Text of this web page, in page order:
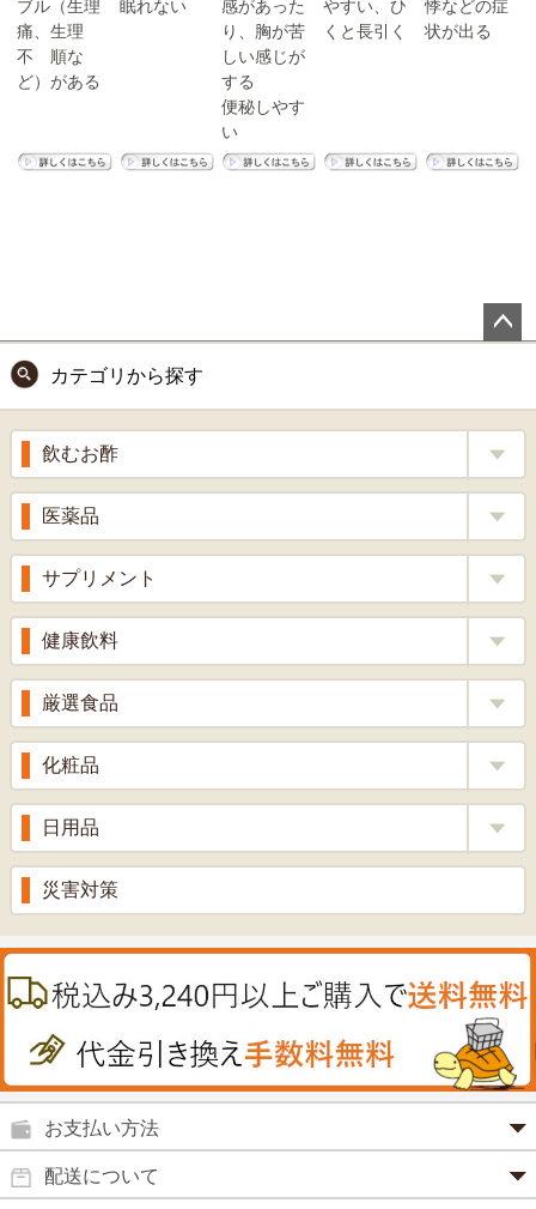
ブル（生理
痛、生理
不 順な
ど）がある
眠れない
感があった
り、胸が苦
しい感じが
する
便秘しやす
い
やすい、ひ
くと長引く
悸などの症
状が出る
ップ
へ
カテゴリから探す
飲むお酢
補酵素のちから
くろ酢
りんご酢
ざくろ酢
梅酢
医薬品
風邪薬
胃腸薬
整腸薬
解熱鎮痛剤
せきどめ
滋養強壮
消炎鎮痛剤
肌・皮膚のお薬
絆創膏
殺菌消毒液
鼻炎薬
サプリメント
ウコン
乳酸菌
ローヤルゼリー
牡蠣エキス
プロポリス
プラセンタ
肝油
鉄
ノコギリヤシ
グルコサミン
田七人参
イチョウ葉
健康飲料
健康茶
漢方茶
青汁・豆乳
甘酒
健康ドリンク
厳選食品
もち麦・十六穀米
生姜
丼の素
のど飴
うどん・そば
喜多方ラーメン
カレー・シチュー
化粧品
美容品
スキンクリーム＆美容パック
ウオッシュ＆ソープ
日用品
入浴剤
災害対策
お支払い方法
クレジットカード(1 回払いのみ)
SSL 認証で暗号化処理していますので、 安心して
配送について